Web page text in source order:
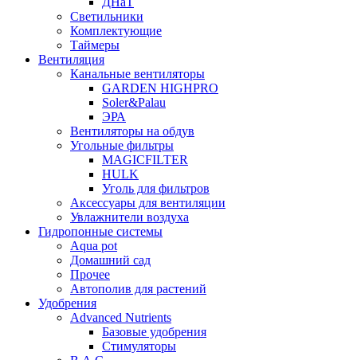
Светильники
Комплектующие
Таймеры
Вентиляция
Канальные вентиляторы
GARDEN HIGHPRO
Soler&Palau
ЭРА
Вентиляторы на обдув
Угольные фильтры
MAGICFILTER
HULK
Уголь для фильтров
Аксессуары для вентиляции
Увлажнители воздуха
Гидропонные системы
Aqua pot
Домашний сад
Прочее
Автополив для растений
Удобрения
Advanced Nutrients
Базовые удобрения
Стимуляторы